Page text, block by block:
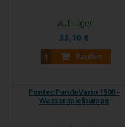
33,10 €
Kaufen
Auf Lager
Pontec PondoVario 1500 -
Wasserspielpumpe